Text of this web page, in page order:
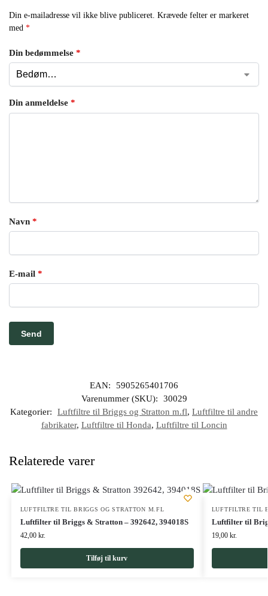
Din e-mailadresse vil ikke blive publiceret. Krævede felter er markeret
med *
Din bedømmelse *
Din anmeldelse *
Navn *
E-mail *
EAN:
5905265401706
Varenummer (SKU):
30029
Kategorier:
Luftfiltre til Briggs og Stratton m.fl, Luftfiltre til andre
fabrikater, Luftfiltre til Honda, Luftfiltre til Loncin
Relaterede varer
LUFTFILTRE TIL BRIGGS OG STRATTON M.FL
Luftfilter til Briggs & Stratton – 392642, 394018S
42,00 kr.
Tilføj til kurv
LUFTFILTRE TIL
Luftfilter til
19,00 kr.